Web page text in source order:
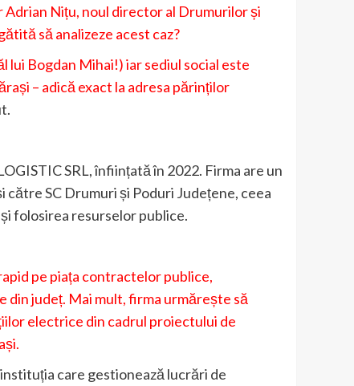
Nițu, noul director al Drumurilor și
să analizeze acest caz?
lui Bogdan Mihai!) iar sediul social este
– adică exact la adresa părinților
SRL, înființată în 2022. Firma are un
către SC Drumuri și Poduri Județene, ceea
folosirea resurselor publice.
pe piața contractelor publice,
din județ. Mai mult, firma urmărește să
electrice din cadrul proiectului de
care gestionează lucrări de